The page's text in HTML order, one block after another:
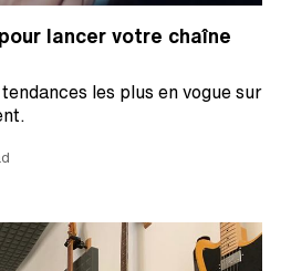
lancer votre chaîne
les plus en vogue sur